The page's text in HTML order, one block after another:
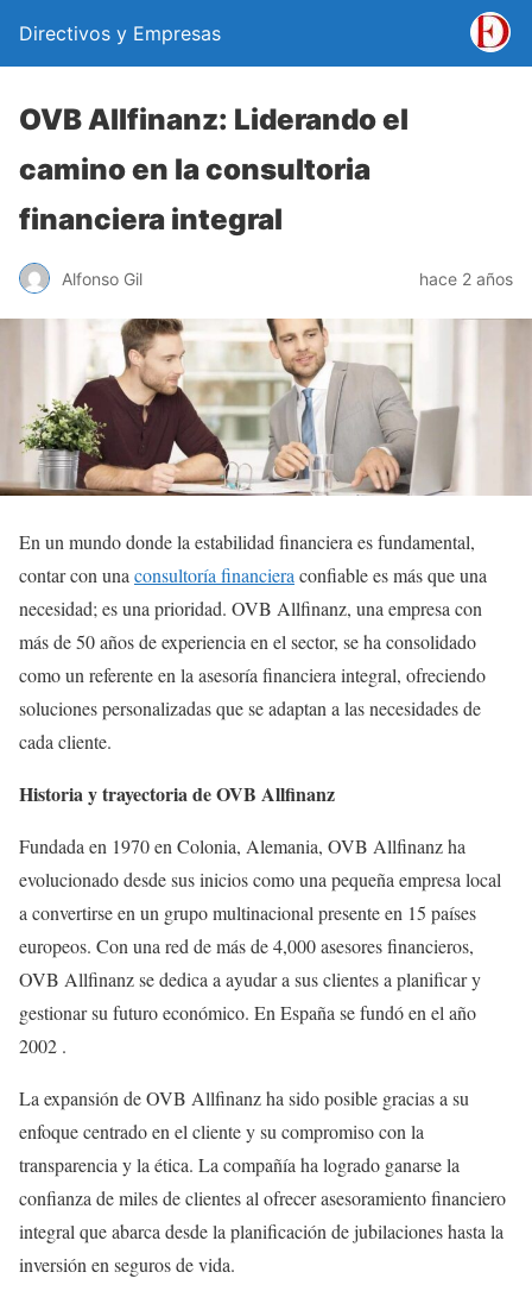
Directivos y Empresas
OVB Allfinanz: Liderando el
camino en la consultoria
financiera integral
Alfonso Gil hace 2 años
En un mundo donde la estabilidad financiera es fundamental,
contar con una consultoría financiera confiable es más que una
necesidad; es una prioridad. OVB Allfinanz, una empresa con
más de 50 años de experiencia en el sector, se ha consolidado
como un referente en la asesoría financiera integral, ofreciendo
soluciones personalizadas que se adaptan a las necesidades de
cada cliente.
Historia y trayectoria de OVB Allfinanz
Fundada en 1970 en Colonia, Alemania, OVB Allfinanz ha
evolucionado desde sus inicios como una pequeña empresa local
a convertirse en un grupo multinacional presente en 15 países
europeos. Con una red de más de 4,000 asesores financieros,
OVB Allfinanz se dedica a ayudar a sus clientes a planificar y
gestionar su futuro económico. En España se fundó en el año
2002 .
La expansión de OVB Allfinanz ha sido posible gracias a su
enfoque centrado en el cliente y su compromiso con la
transparencia y la ética. La compañía ha logrado ganarse la
confianza de miles de clientes al ofrecer asesoramiento financiero
integral que abarca desde la planificación de jubilaciones hasta la
inversión en seguros de vida.